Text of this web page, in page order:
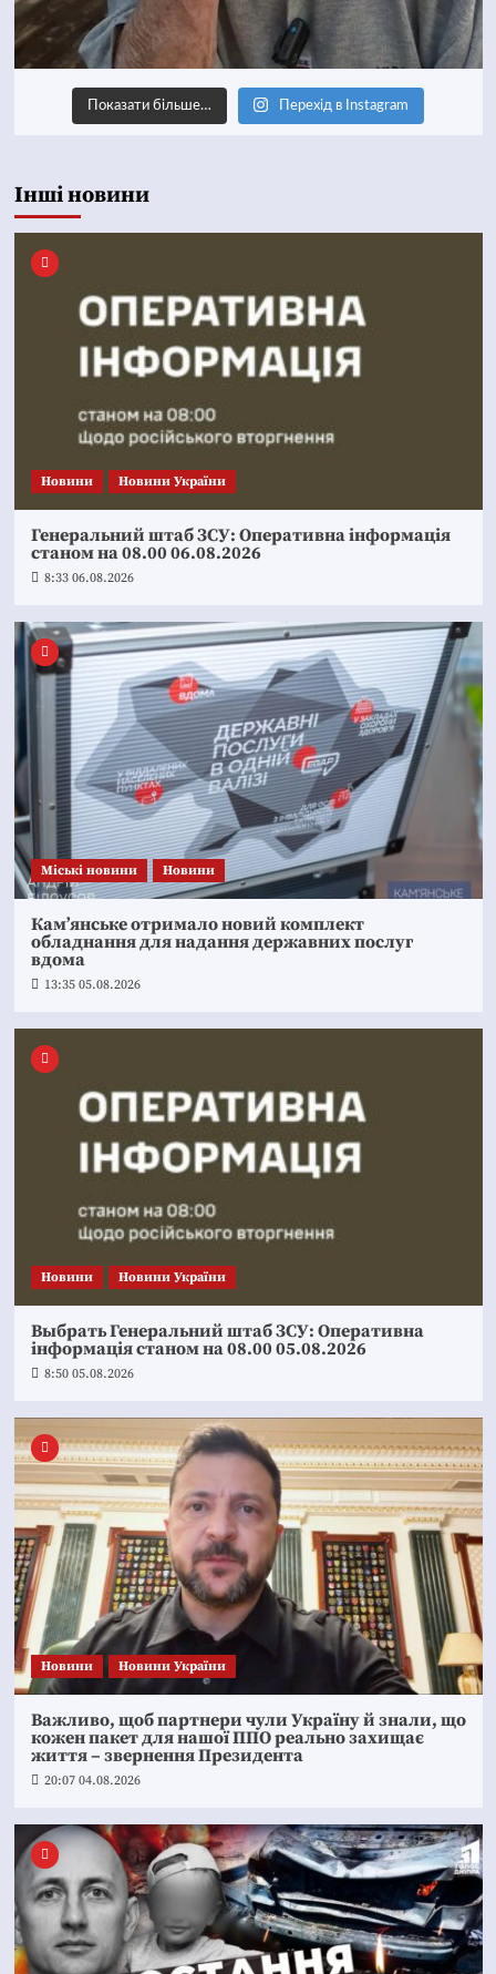
Показати більше… Перехід в Instagram
Інші новини
Новини Новини України
Генеральний штаб ЗСУ: Оперативна інформація
станом на 08.00 06.08.2026
8:33 06.08.2026
Mіські новини Новини
Кам’янське отримало новий комплект
обладнання для надання державних послуг
вдома
13:35 05.08.2026
Новини Новини України
Выбрать Генеральний штаб ЗСУ: Оперативна
інформація станом на 08.00 05.08.2026
8:50 05.08.2026
Новини Новини України
Важливо, щоб партнери чули Україну й знали, що
кожен пакет для нашої ППО реально захищає
життя – звернення Президента
20:07 04.08.2026